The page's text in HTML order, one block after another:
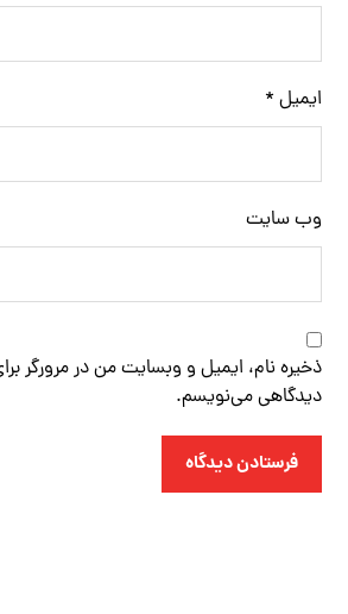
ایمیل *
وب‌ سایت
ذخیره نام، ایمیل و وبسایت من در مرورگر
دیدگاهی می‌نویسم.
فرستادن دیدگاه